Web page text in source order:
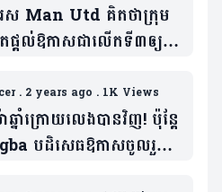
រស Man Utd គិតថាក្រុម
ែផ្តល់ឱកាសជាលើកទី៣ឲ្យ
ញ
. 2 years ago . 1K Views
នាំក្រោយលេងបានវិញ! ប៉ុន្តែ
បដិសេធឱកាសចូលរួម